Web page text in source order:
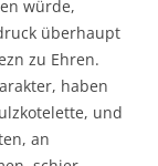
würde,
überhaupt
zu Ehren.
haben
und
an